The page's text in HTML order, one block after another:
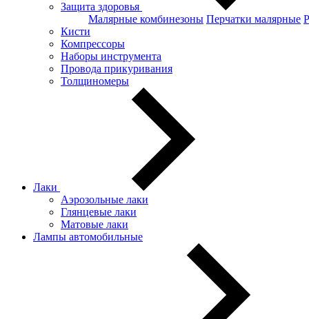
Защита здоровья
Малярные комбинезоны Перчатки малярные
Кисти
Компрессоры
Наборы инструмента
Провода прикуривания
Толщиномеры
Лаки
Аэрозольные лаки
Глянцевые лаки
Матовые лаки
Лампы автомобильные